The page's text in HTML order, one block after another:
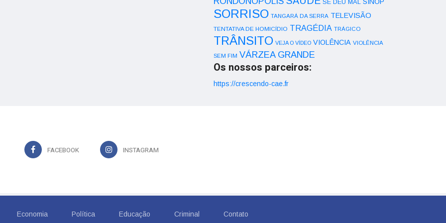
SE DEU MAL
SORRISO TANGARÁ DA SERRA TELEVISÃO
TENTATIVA DE HOMICÍDIO TRAGÉDIA TRÁGICO
TRÂNSITO VEJA O VÍDEO VIOLÊNCIA VIOLÊNCIA
SEM FIM VÁRZEA GRANDE
Os nossos parceiros:
https://crescendo-cae.fr
FACEBOOK INSTAGRAM
Economia Política Educação Criminal Contato